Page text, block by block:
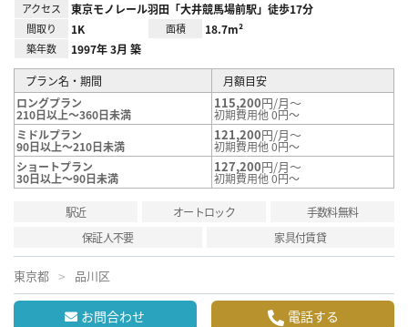
アクセス 東京モノレール羽田「大井競馬場前駅」徒歩17分
間取り 1K 面積 18.7m²
築年数 1997年 3月 築
プラン名・期間
月額目安
ロングプラン
210日以上～360日未満
115,200円/月～
初期費用他 0円～
ミドルプラン
90日以上～210日未満
121,200円/月～
初期費用他 0円～
ショートプラン
30日以上～90日未満
127,200円/月～
初期費用他 0円～
駅近 オートロック
手数料無料
保証人不要
家具付賃貸
東京都 品川区
お問合わせ 電話する